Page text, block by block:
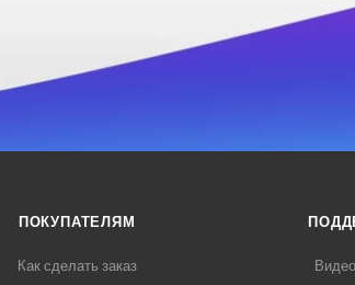
ПОКУПАТЕЛЯМ
Как сделать заказ